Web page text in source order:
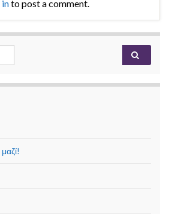
into post a comment.